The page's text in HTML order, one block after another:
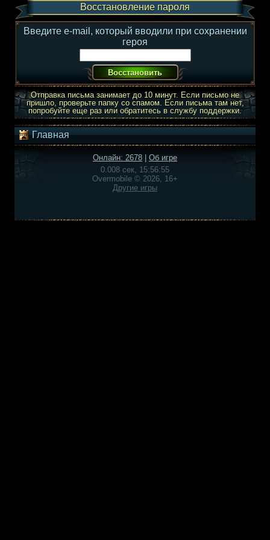
Восстановление пароля
Введите e-mail, который вводили при сохранении
героя
Отправка письма занимает до 10 минут. Если письмо не
пришло, проверьте папку со спамом. Если письма там нет,
попробуйте еще раз или обратитесь в службу поддержки.
Главная
Онлайн: 2678
Об игре
0.008 сек, 15:56:55
Overmobile © 2026, 16+
Другие игры